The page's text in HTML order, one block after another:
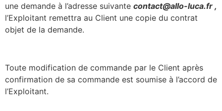
une demande à l’adresse suivante contact@allo-luca.fr ,
l’Exploitant remettra au Client une copie du contrat
objet de la demande.
Toute modification de commande par le Client après
confirmation de sa commande est soumise à l’accord de
l’Exploitant.